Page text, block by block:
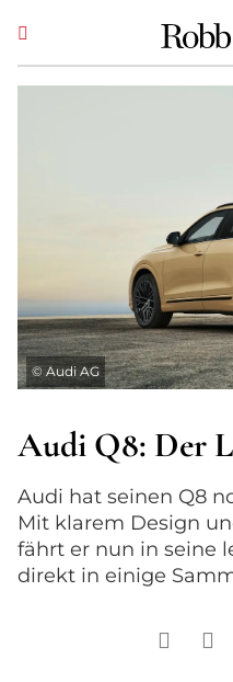
© Audi AG
Audi Q8: Der
Audi hat seinen Q8
Mit klarem Design
fährt er nun in seine
direkt in einige